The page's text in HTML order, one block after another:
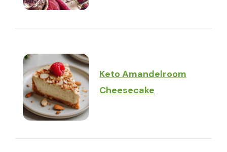
Keto Amandelroom
Cheesecake